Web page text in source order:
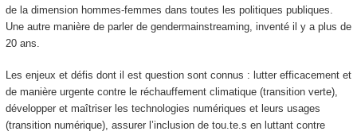
de la dimension hommes-femmes dans toutes les politiques publiques.
Une autre manière de parler de gendermainstreaming, inventé il y a plus de
20 ans.
Les enjeux et défis dont il est question sont connus : lutter efficacement et
de manière urgente contre le réchauffement climatique (transition verte),
développer et maîtriser les technologies numériques et leurs usages
(transition numérique), assurer l’inclusion de tou.te.s en luttant contre